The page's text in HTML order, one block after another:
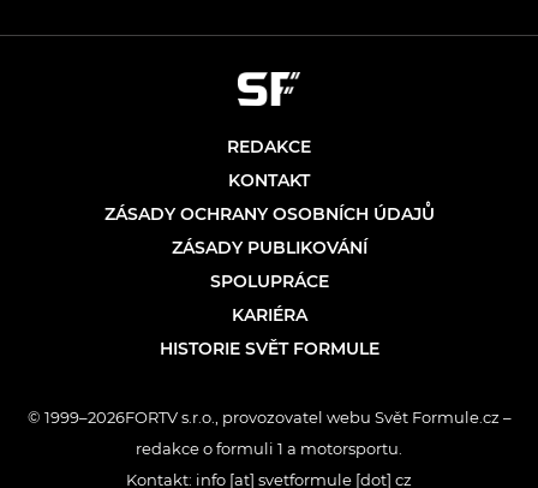
REDAKCE
KONTAKT
ZÁSADY OCHRANY OSOBNÍCH ÚDAJŮ
ZÁSADY PUBLIKOVÁNÍ
SPOLUPRÁCE
KARIÉRA
HISTORIE SVĚT FORMULE
© 1999–2026FORTV s.r.o., provozovatel webu Svět Formule.cz –
redakce o formuli 1 a motorsportu.
Kontakt: info [at] svetformule [dot] cz